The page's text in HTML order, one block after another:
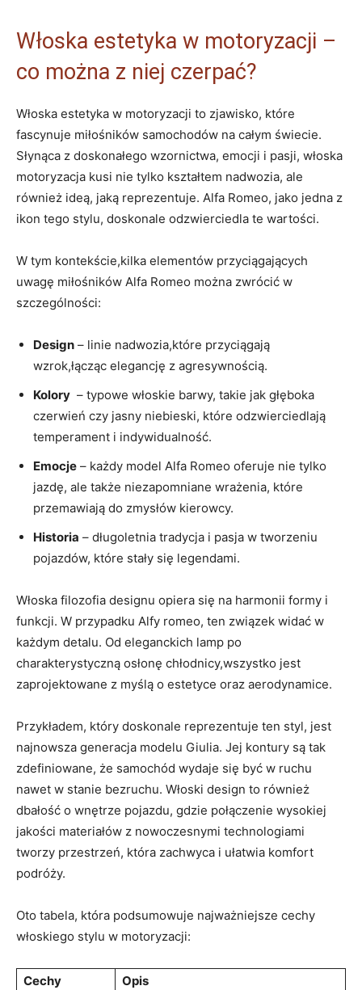
Włoska estetyka ‌w ⁣motoryzacji –
co można z ‌niej czerpać?
Włoska estetyka w⁤ motoryzacji to zjawisko, które
fascynuje miłośników samochodów na⁣ całym świecie.
‍Słynąca z doskonałego wzornictwa, ⁤emocji i pasji,‍ włoska
motoryzacja kusi ⁢nie tylko kształtem nadwozia, ale
również ideą, jaką reprezentuje. ‌Alfa Romeo, jako jedna⁢ z
ikon tego stylu, doskonale‍ odzwierciedla⁢ te wartości.
W tym kontekście,kilka elementów przyciągających
uwagę miłośników Alfa Romeo można zwrócić w⁣
szczególności:
Design – linie⁢ nadwozia,które przyciągają
wzrok,łącząc elegancję ⁤z agresywnością.
Kolory ⁣ – typowe włoskie⁤ barwy, takie jak głęboka
czerwień ⁤czy jasny⁤ niebieski, które odzwierciedlają
temperament i indywidualność.
Emocje – każdy model⁣ Alfa Romeo oferuje nie ⁢tylko
jazdę, ale⁤ także niezapomniane wrażenia, które
⁣przemawiają do zmysłów kierowcy.
Historia – długoletnia tradycja i pasja w tworzeniu
pojazdów, ⁤które ‌stały się legendami.
Włoska filozofia designu opiera‍ się na harmonii formy⁣ i
funkcji.⁣ W przypadku Alfy romeo, ten związek widać w
każdym detalu. Od eleganckich lamp po
charakterystyczną⁣ osłonę chłodnicy,wszystko jest
zaprojektowane z myślą o estetyce oraz aerodynamice.
Przykładem, który doskonale reprezentuje ten styl, jest
najnowsza ⁤generacja modelu ⁣Giulia. Jej kontury są tak
zdefiniowane, że samochód wydaje się być w ruchu
nawet w stanie bezruchu.‍ Włoski design⁣ to⁣ również
dbałość o wnętrze⁢ pojazdu, gdzie​ połączenie wysokiej
jakości materiałów z‌ nowoczesnymi ⁣technologiami
tworzy przestrzeń, która zachwyca i ⁣ułatwia komfort
podróży.
Oto tabela, która podsumowuje najważniejsze cechy
włoskiego stylu w motoryzacji:
Cechy Opis